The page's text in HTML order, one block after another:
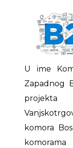
U ime
Zapadnog
projekta
komora